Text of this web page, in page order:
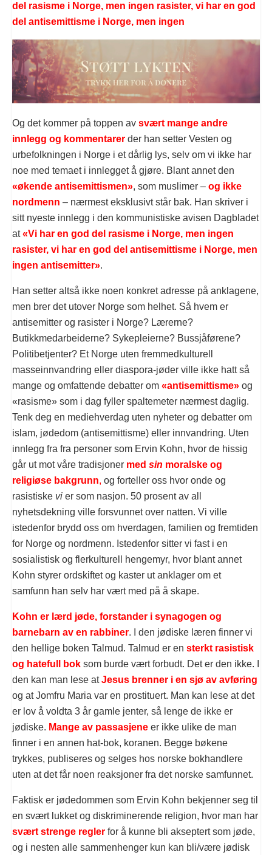
del rasisme i Norge, men ingen rasister, vi har en god
del antisemittisme i Norge, men ingen
Og det kommer på toppen av svært mange andre
innlegg og kommentarer der han setter Vesten og
urbefolkningen i Norge i et dårlig lys, selv om vi ikke har
noe med temaet i innlegget å gjøre. Blant annet den
«økende antisemittismen», som muslimer – og ikke
nordmenn – nærmest eksklusivt står bak. Han skriver i
sitt nyeste innlegg i den kommunistiske avisen Dagbladet
at«Vi har en god del rasisme i Norge, men ingen
rasister, vi har en god del antisemittisme i Norge, men
ingen antisemitter».
Han setter altså ikke noen konkret adresse på anklagene,
men brer det utover Norge som helhet. Så hvem er
antisemitter og rasister i Norge? Lærerne?
Butikkmedarbeiderne? Sykepleierne? Bussjåførene?
Politibetjenter? Et Norge uten fremmedkulturell
masseinnvandring eller diaspora-jøder ville ikke hatt så
mange og omfattende debatter om «antisemittisme» og
«rasisme» som i dag fyller spaltemeter nærmest daglig.
Tenk deg en mediehverdag uten nyheter og debatter om
islam, jødedom (antisemittisme) eller innvandring. Uten
innlegg fra fra personer som Ervin Kohn, hvor de hissig
går ut mot våre tradisjoner med sin moralske og
religiøse bakgrunn, og forteller oss hvor onde og
rasistiske vi er som nasjon. 50 prosent av all
nyhetsdekning ville forsvunnet over natten. Vi ville
istedenfor brydd oss om hverdagen, familien og fremtiden
for Norge og nordmenn. Istedenfor sitter vi fast i en
sosialistisk og flerkulturell hengemyr, hvor blant annet
Kohn styrer ordskiftet og kaster ut anklager om et
samfunn han selv har vært med på å skape.
Kohn er lærd jøde, forstander i synagogen og
barnebarn av en rabbiner. I den jødiske læren finner vi
den hellige boken Talmud. Talmud er en sterkt rasistisk
og hatefull bok som burde vært forbudt. Det er den ikke. I
den kan man lese atJesus brenner i en sjø av avføring
og at Jomfru Maria var en prostituert. Man kan lese at det
er lov å voldta 3 år gamle jenter, så lenge de ikke er
jødiske. Mange av passasjene er ikke ulike de man
finner i en annen hat-bok, koranen. Begge bøkene
trykkes, publiseres og selges hos norske bokhandlere
uten at det får noen reaksjoner fra det norske samfunnet.
Faktisk er jødedommen som Ervin Kohn bekjenner seg til
en svært lukket og diskriminerende religion, hvor man har
svært strenge regler for å kunne bli akseptert som jøde,
og i nesten alle sammenhenger kun kan bli/være jødisk